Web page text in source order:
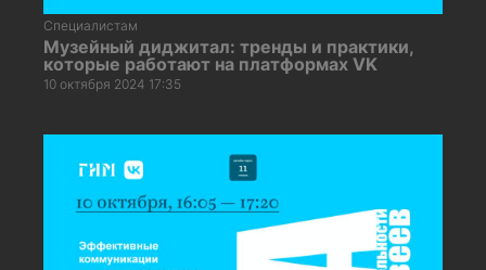
Специалистам
Музейный диджитал: тренды и практики,
которые работают на платформах VK
10 октября 2024 17:35